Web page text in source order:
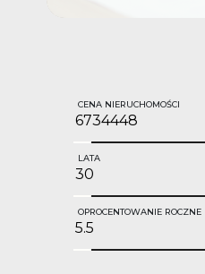
CENA NIERUCHOMOŚCI
LATA
OPROCENTOWANIE ROCZNE